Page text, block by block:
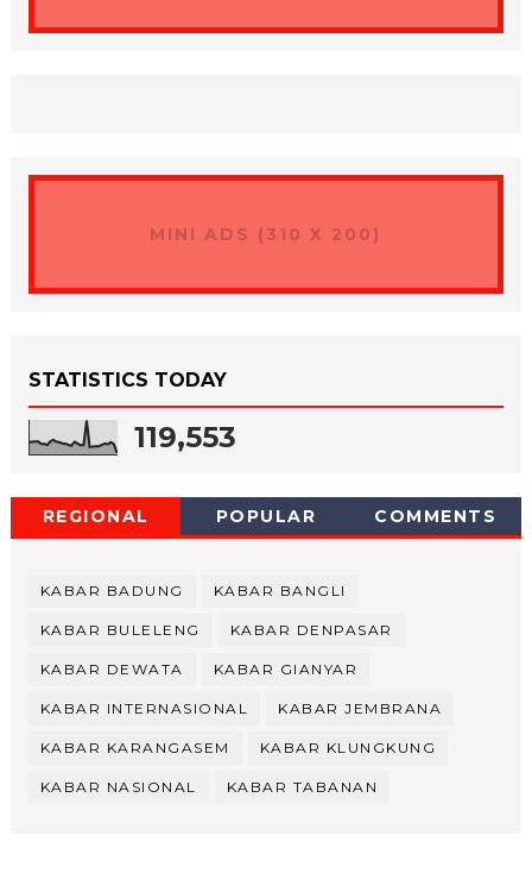
MINI ADS (310 X 200)
STATISTICS TODAY
119,553
REGIONAL POPULAR COMMENTS
KABAR BADUNG KABAR BANGLI
KABAR BULELENG KABAR DENPASAR
KABAR DEWATA KABAR GIANYAR
KABAR INTERNASIONAL KABAR JEMBRANA
KABAR KARANGASEM KABAR KLUNGKUNG
KABAR NASIONAL KABAR TABANAN